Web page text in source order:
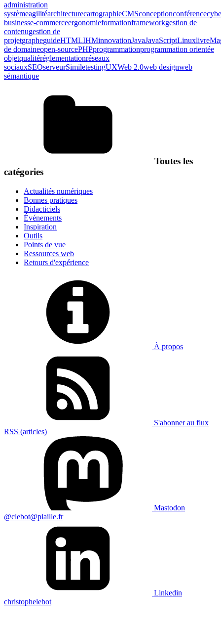
administration
systèmeagilitéarchitecturecartographieCMSconceptionconférence
businesse-commerceergonomieformationframeworkgestion de
contenugestion de
projetgrapheguideHTMLIHMinnovationJavaJavaScriptLinuxlivre
de domaineopen-sourcePHPprogrammationprogrammation orientée
objetqualitéréglementationréseaux
sociauxSEOserveurSimiletestingUXWeb 2.0web designweb
sémantique
Toutes les
catégories
Actualités numériques
Bonnes pratiques
Didacticiels
Événements
Inspiration
Outils
Points de vue
Ressources web
Retours d'expérience
À propos
S'abonner au flux
RSS (articles)
Mastodon
@clebot@piaille.fr
Linkedin
christophelebot